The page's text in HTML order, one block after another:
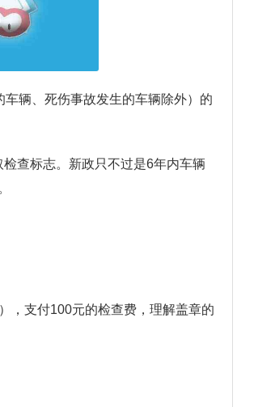
辆、死伤事故发生的车辆除外）的
查标志。新政只不过是6年内车辆
，支付100元的检查费，理解盖章的